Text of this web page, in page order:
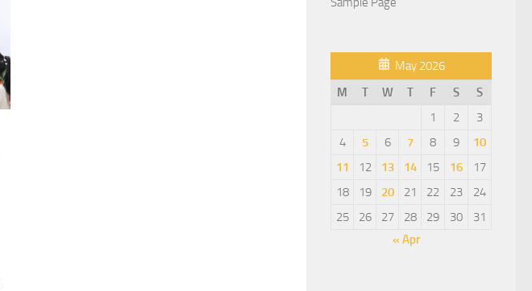
May 2026
M
T W T F S
S
1
2
3
4
5 6 7 8 9
10
11
12 13 14 15 16
17
18
19 20 21 22 23
24
25
26 27 28 29 30
31
« Apr